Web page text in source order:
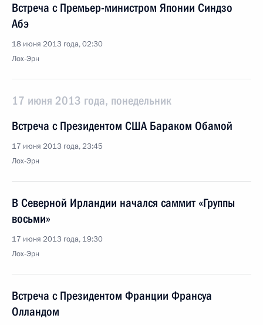
Встреча с Премьер-министром Японии Синдзо
Абэ
18 июня 2013 года, 02:30
Лох-Эрн
17 июня 2013 года, понедельник
Встреча с Президентом США Бараком Обамой
17 июня 2013 года, 23:45
Лох-Эрн
В Северной Ирландии начался саммит «Группы
восьми»
17 июня 2013 года, 19:30
Лох-Эрн
Встреча с Президентом Франции Франсуа
Олландом